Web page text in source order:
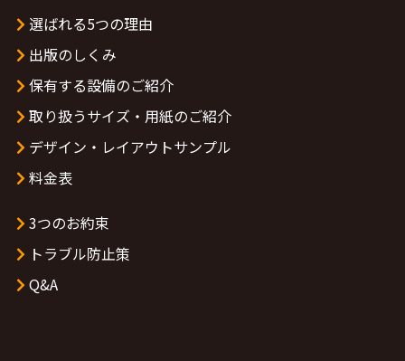
選ばれる5つの理由
出版のしくみ
保有する設備のご紹介
取り扱うサイズ・用紙のご紹介
デザイン・レイアウトサンプル
料金表
3つのお約束
トラブル防止策
Q&A